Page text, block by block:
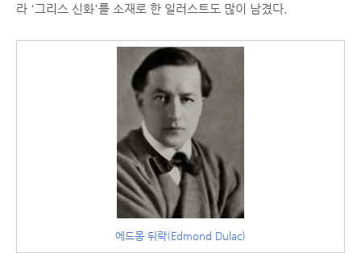
라 '그리스 신화'를 소재로 한 일러스트도 많이 남겼다.
에드몽 뒤락(Edmond Dulac)